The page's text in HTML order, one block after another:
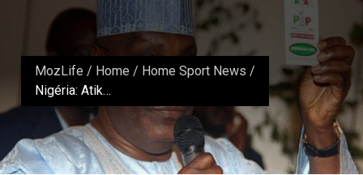
MozLife / Home / Home Sport News /
Nigéria: Atiku Abubakar, um dos políticos mais corruptos do país candidato presidencial pela sexta vez